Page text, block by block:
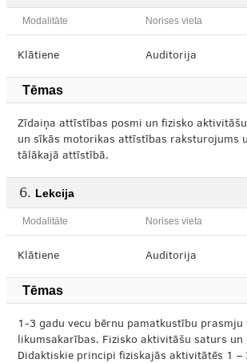
Modalitāte Norises vieta
Klātiene Auditorija
Tēmas
Zīdaiņa attīstības posmi un fizisko
un sīkās motorikas attīstības raksturojums
tālākajā attīstībā.
Lekcija
Modalitāte Norises vieta
Klātiene Auditorija
Tēmas
1-3 gadu vecu bērnu pamatkustību prasmju
likumsakarības. Fizisko aktivitāšu saturs un
Didaktiskie principi fiziskajās aktivitātēs 1 –